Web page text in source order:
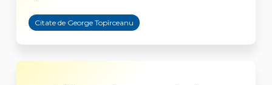
Citate de George Topîrceanu